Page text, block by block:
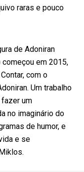
raras e pouco
de Adoniran
em 2015,
com o
Um trabalho
um
no imaginário do
de humor, e
e se